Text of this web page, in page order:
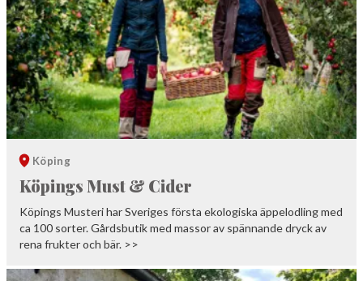
Köping
Köpings Must & Cider
Köpings Musteri har Sveriges första ekologiska äppelodling med
ca 100 sorter. Gårdsbutik med massor av spännande dryck av
rena frukter och bär. >>